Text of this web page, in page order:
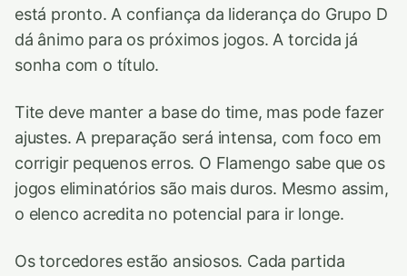
está pronto. A confiança da liderança do Grupo D
dá ânimo para os próximos jogos. A torcida já
sonha com o título.
Tite deve manter a base do time, mas pode fazer
ajustes. A preparação será intensa, com foco em
corrigir pequenos erros. O Flamengo sabe que os
jogos eliminatórios são mais duros. Mesmo assim,
o elenco acredita no potencial para ir longe.
Os torcedores estão ansiosos. Cada partida